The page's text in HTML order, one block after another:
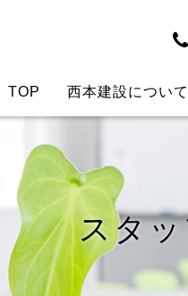
TOP 西本建設について
スタ